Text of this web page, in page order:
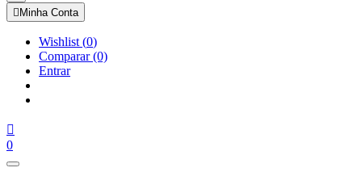
 Minha Conta
Wishlist (0)
Comparar(0)
Entrar

0